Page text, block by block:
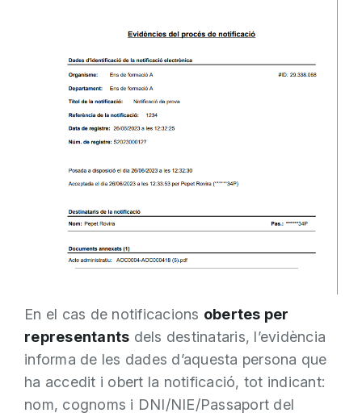
En el cas de notificacions obertes per
representants dels destinataris, l’evidència
informa de les dades d’aquesta persona que
ha accedit i obert la notificació, tot indicant:
nom, cognoms i DNI/NIE/Passaport del